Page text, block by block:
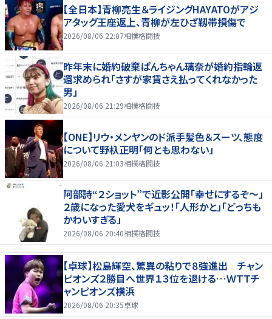
【全日本】青柳亮生＆ライジングHAYATOがアジ
アタッグ王座返上、青柳が左ひざ靱帯損傷で
2026/08/06 22:07相撲格闘技
昨年末に婚約破棄ぱんちゃん璃奈が婚約指輪返
還求められ「さすが家賃さえ払ってくれなかった
男」
2026/08/06 21:29相撲格闘技
【ONE】リウ・メンヤンのド派手髪色＆スーツ、態度
について野杁正明「何とも思わない」
2026/08/06 21:03相撲格闘技
阿部詩“２ショット”で近影公開「幸せにするぞ〜」
２歳になった愛犬をギュッ！「人形かと」「どっちも
かわいすぎる」
2026/08/06 20:40相撲格闘技
【卓球】松島輝空、驚異の粘りで８強進出 チャン
ピオンズ２勝目へ世界１３位を退ける…ＷＴＴチ
ャンピオンズ横浜
2026/08/06 20:35卓球